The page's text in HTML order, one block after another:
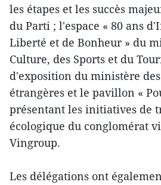
les étapes et les succès
du Parti ; l'espace « 80 ans
Liberté et de Bonheur » du
Culture, des Sports et du
d'exposition du ministère
étrangères et le pavillon «
présentant les initiatives de
écologique du conglomérat
Vingroup.
Les délégations ont